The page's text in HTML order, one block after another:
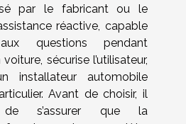
par le fabricant ou le
réactive, capable
questions pendant
sécurise l’utilisateur,
installateur automobile
Avant de choisir, il
s’assurer que la